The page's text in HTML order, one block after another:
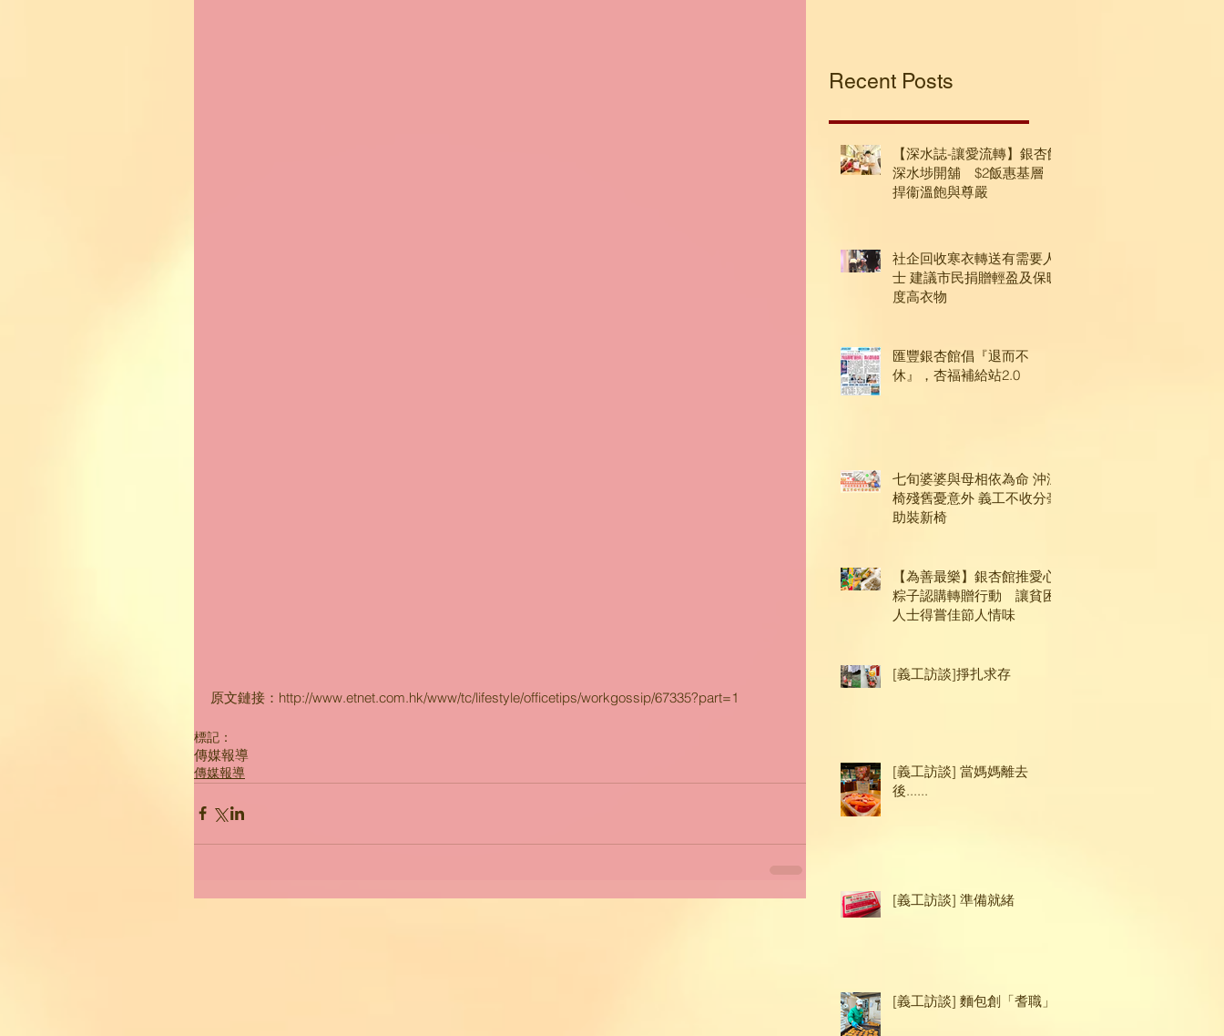
原文鏈接：http://www.etnet.com.hk/www/tc/lifestyle/officetips/workgossip/67335?part=1
標記：
傳媒報導
傳媒報導
Recent Posts
【深水誌-讓愛流轉】銀杏館
深水埗開舖 $2飯惠基層
捍衞溫飽與尊嚴
社企回收寒衣轉送有需要人
士 建議市民捐贈輕盈及保暖
度高衣物
匯豐銀杏館倡『退而不
休』，杏福補給站2.0
七旬婆婆與母相依為命 沖涼
椅殘舊憂意外 義工不收分毫
助裝新椅
【為善最樂】銀杏館推愛心
粽子認購轉贈行動 讓貧困
人士得嘗佳節人情味
[義工訪談]掙扎求存
[義工訪談] 當媽媽離去
後......
[義工訪談] 準備就緒
[義工訪談] 麵包創「耆職」